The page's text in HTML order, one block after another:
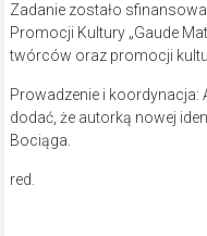
Zadanie zostało
Promocji Kultury „Gaude
twórców oraz promocji
Prowadzenie i koordynacja:
dodać, że autorką nowej
Bociąga.
red.